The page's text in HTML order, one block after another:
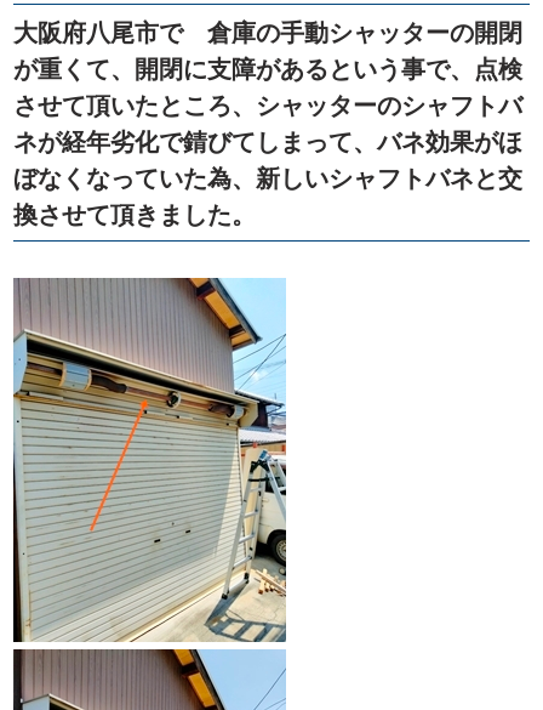
大阪府八尾市で 倉庫の手動シャッターの開閉
が重くて、開閉に支障があるという事で、点検
させて頂いたところ、シャッターのシャフトバ
ネが経年劣化で錆びてしまって、バネ効果がほ
ぼなくなっていた為、新しいシャフトバネと交
換させて頂きました。